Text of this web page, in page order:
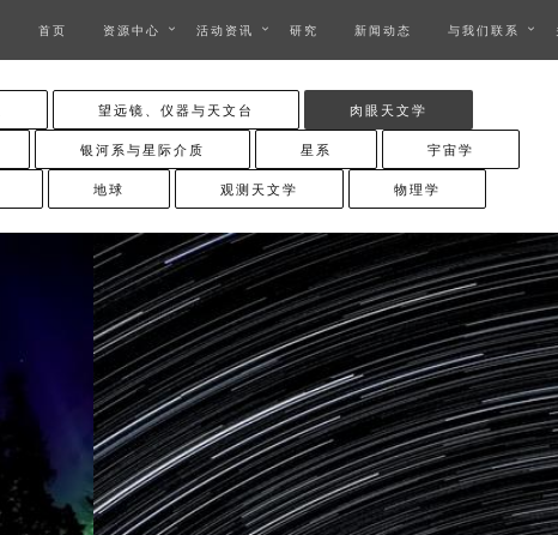
首页 资源中心 活动资讯 研究 新闻动态 与我们联系
望远镜、仪器与天文台 肉眼天文学
银河系与星际介质 星系 宇宙学
地球 观测天文学 物理学